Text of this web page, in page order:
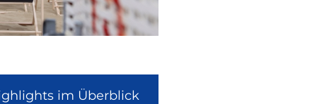
im Überblick